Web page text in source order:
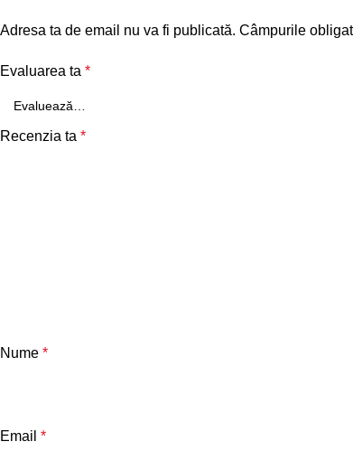
Adresa ta de email nu va fi publicată. Câmpurile
Evaluarea ta *
Recenzia ta *
Nume *
Email *